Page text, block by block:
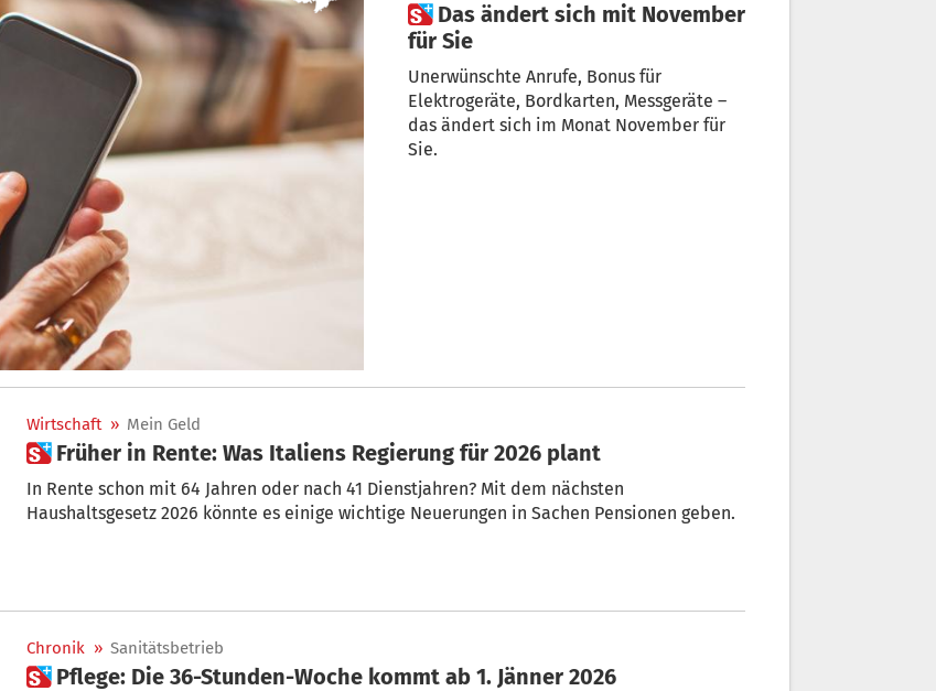
 Das ändert sich mit November
für Sie
Unerwünschte Anrufe, Bonus für
Elektrogeräte, Bordkarten, Messgeräte –
das ändert sich im Monat November für
Sie.
Wirtschaft » Mein Geld
 Früher in Rente: Was Italiens Regierung für 2026 plant
In Rente schon mit 64 Jahren oder nach 41 Dienstjahren? Mit dem nächsten
Haushaltsgesetz 2026 könnte es einige wichtige Neuerungen in Sachen Pensionen geben.
Chronik » Sanitätsbetrieb
 Pflege: Die 36-Stunden-Woche kommt ab 1. Jänner 2026